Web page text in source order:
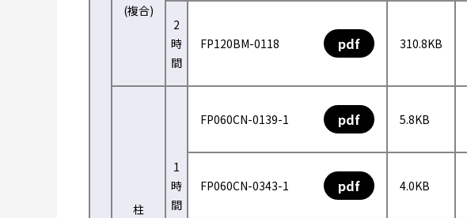
(複合)
2
時
間
FP120BM-0118 pdf 310.8KB
柱
1
時
間
FP060CN-0139-1 pdf 5.8KB
FP060CN-0343-1 pdf 4.0KB